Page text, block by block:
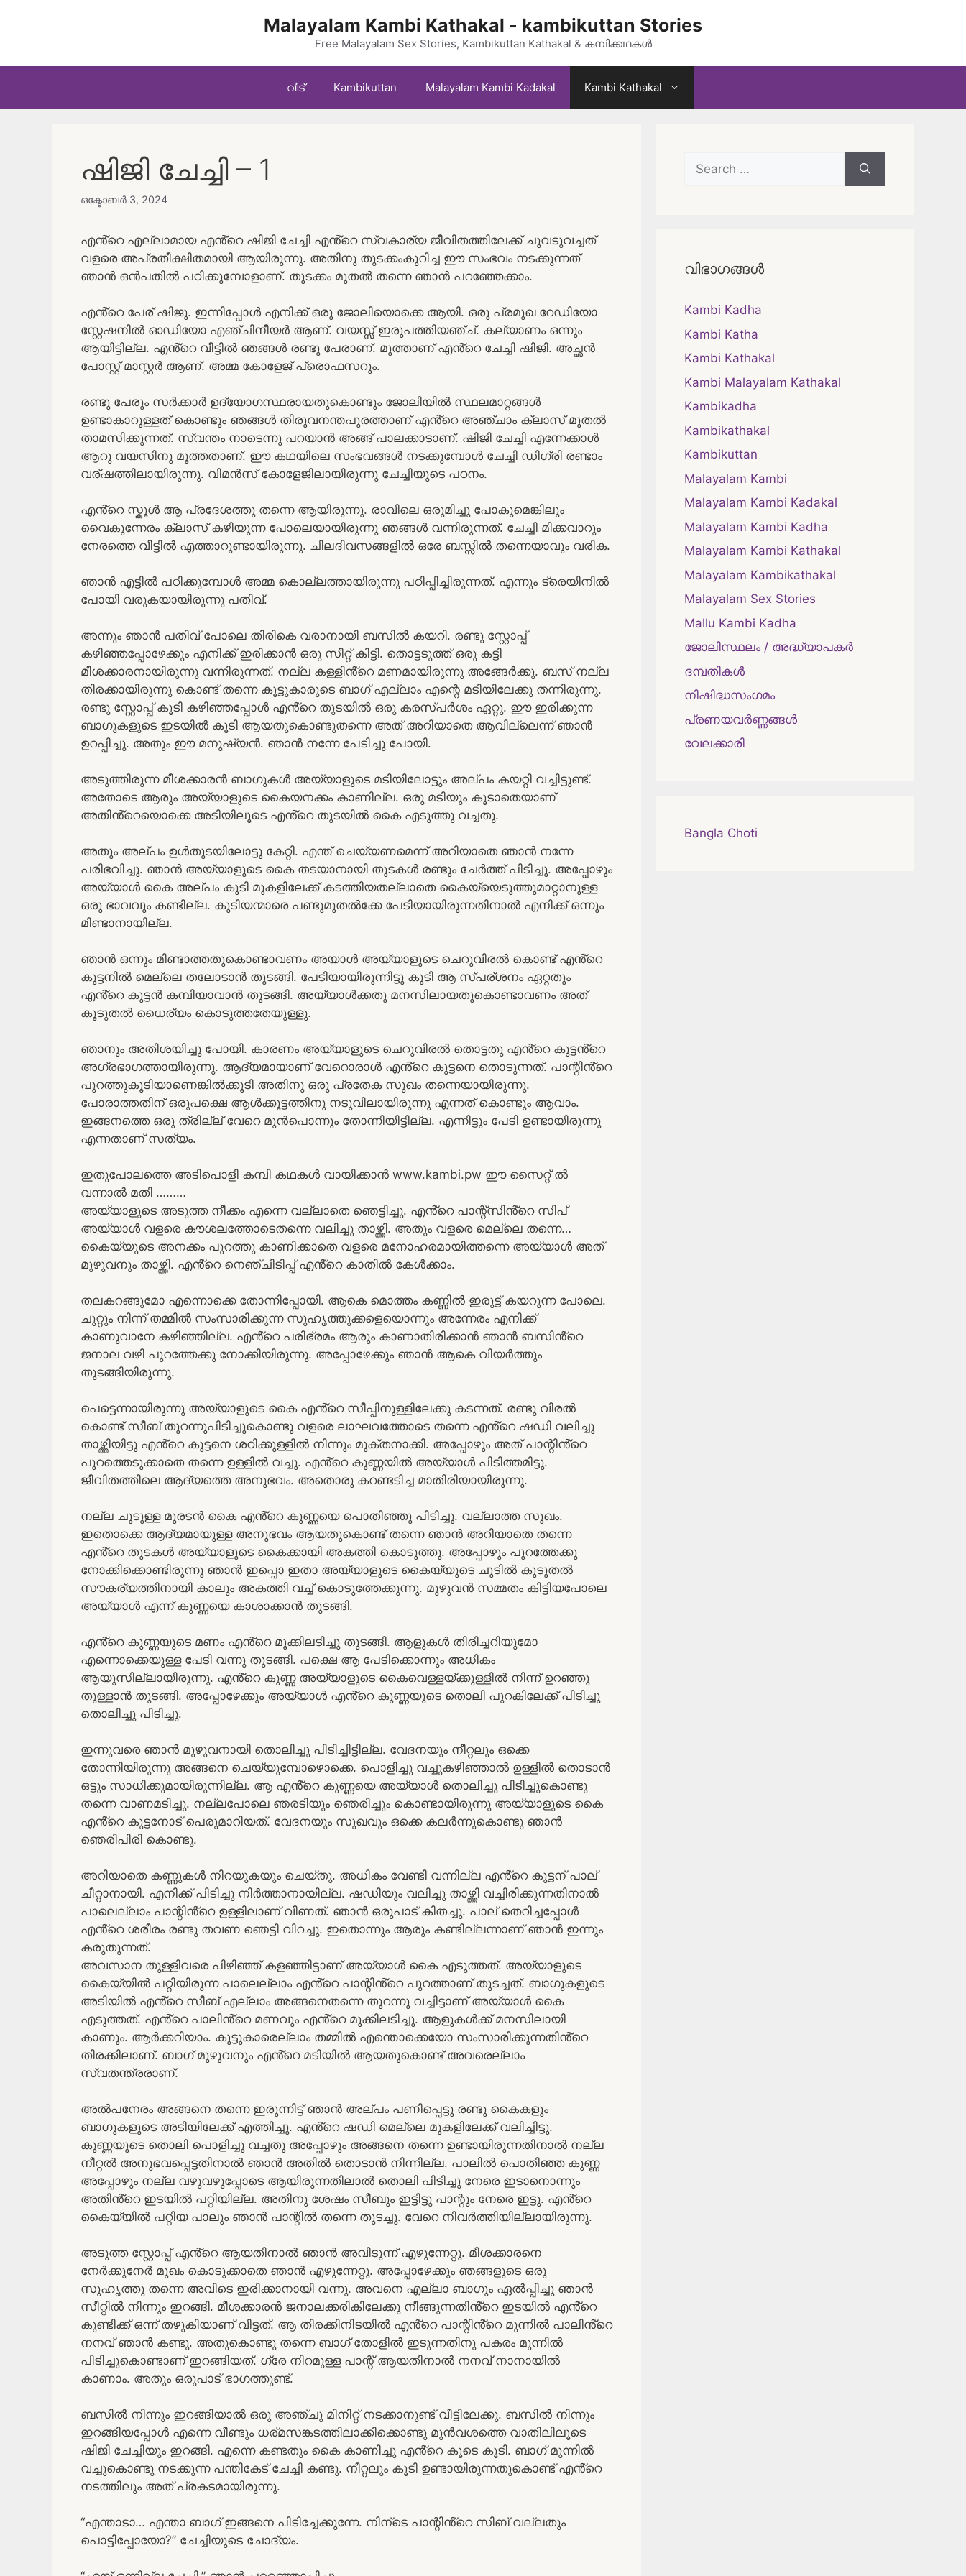
Malayalam Kambi Kathakal - kambikuttan Stories
Free Malayalam Sex Stories, Kambikuttan Kathakal & കമ്പിക്കഥകൾ
വീട് Kambikuttan Malayalam Kambi Kadakal Kambi Kathakal
ഷിജി ചേച്ചി – 1
ഒക്ടോബർ 3, 2024
എൻ്റെ എല്ലാമായ എൻ്റെ ഷിജി ചേച്ചി എൻ്റെ സ്വകാര്യ ജീവിതത്തിലേക്ക് ചുവടുവച്ചത്
വളരെ അപ്രതീക്ഷിതമായി ആയിരുന്നു. അതിനു തുടക്കംകുറിച്ച ഈ സംഭവം നടക്കുന്നത്
ഞാൻ ഒൻപതിൽ പഠിക്കുമ്പോളാണ്. തുടക്കം മുതൽ തന്നെ ഞാൻ പറഞ്ഞേക്കാം.
എൻ്റെ പേര് ഷിജു. ഇന്നിപ്പോൾ എനിക്ക് ഒരു ജോലിയൊക്കെ ആയി. ഒരു പ്രമുഖ റേഡിയോ
സ്റ്റേഷനിൽ ഓഡിയോ എഞ്ചിനീയർ ആണ്. വയസ്സ് ഇരുപത്തിയഞ്ച്. കല്യാണം ഒന്നും
ആയിട്ടില്ല. എൻ്റെ വീട്ടിൽ ഞങ്ങൾ രണ്ടു പേരാണ്. മുത്താണ് എൻ്റെ ചേച്ചി ഷിജി. അച്ഛൻ
പോസ്റ്റ് മാസ്റ്റർ ആണ്. അമ്മ കോളേജ് പ്രൊഫസറും.
രണ്ടു പേരും സർക്കാർ ഉദ്യോഗസ്ഥരായതുകൊണ്ടും ജോലിയിൽ സ്ഥലമാറ്റങ്ങൾ
ഉണ്ടാകാറുള്ളത് കൊണ്ടും ഞങ്ങൾ തിരുവനന്തപുരത്താണ് എൻ്റെ അഞ്ചാം ക്ലാസ് മുതൽ
താമസിക്കുന്നത്. സ്വന്തം നാടെന്നു പറയാൻ അങ്ങ് പാലക്കാടാണ്. ഷിജി ചേച്ചി എന്നേക്കാൾ
ആറു വയസിനു മൂത്തതാണ്. ഈ കഥയിലെ സംഭവങ്ങൾ നടക്കുമ്പോൾ ചേച്ചി ഡിഗ്രി രണ്ടാം
വര്ഷത്തിലായിരുന്നു. വിമൻസ് കോളേജിലായിരുന്നു ചേച്ചിയുടെ പഠനം.
എൻ്റെ സ്കൂൾ ആ പ്രദേശത്തു തന്നെ ആയിരുന്നു. രാവിലെ ഒരുമിച്ചു പോകുമെങ്കിലും
വൈകുന്നേരം ക്ലാസ് കഴിയുന്ന പോലെയായിരുന്നു ഞങ്ങൾ വന്നിരുന്നത്. ചേച്ചി മിക്കവാറും
നേരത്തെ വീട്ടിൽ എത്താറുണ്ടായിരുന്നു. ചിലദിവസങ്ങളിൽ ഒരേ ബസ്സിൽ തന്നെയാവും വരിക.
ഞാൻ എട്ടിൽ പഠിക്കുമ്പോൾ അമ്മ കൊല്ലത്തായിരുന്നു പഠിപ്പിച്ചിരുന്നത്. എന്നും ട്രെയിനിൽ
പോയി വരുകയായിരുന്നു പതിവ്.
അന്നും ഞാൻ പതിവ് പോലെ തിരികെ വരാനായി ബസിൽ കയറി. രണ്ടു സ്റ്റോപ്പ്
കഴിഞ്ഞപ്പോഴേക്കും എനിക്ക് ഇരിക്കാൻ ഒരു സീറ്റ് കിട്ടി. തൊട്ടടുത്ത് ഒരു കട്ടി
മീശക്കാരനായിരുന്നു വന്നിരുന്നത്. നല്ല കള്ളിൻ്റെ മണമായിരുന്നു അങ്ങേർക്കു. ബസ് നല്ല
തിരക്കായിരുന്നു കൊണ്ട് തന്നെ കൂട്ടുകാരുടെ ബാഗ് എല്ലാം എന്റെ മടിയിലേക്കു തന്നിരുന്നു.
രണ്ടു സ്റ്റോപ്പ് കൂടി കഴിഞ്ഞപ്പോൾ എൻ്റെ തുടയിൽ ഒരു കരസ്പർശം ഏറ്റു. ഈ ഇരിക്കുന്ന
ബാഗുകളുടെ ഇടയിൽ കൂടി ആയതുകൊണ്ടുതന്നെ അത് അറിയാതെ ആവില്ലെന്ന് ഞാൻ
ഉറപ്പിച്ചു. അതും ഈ മനുഷ്യൻ. ഞാൻ നന്നേ പേടിച്ചു പോയി.
അടുത്തിരുന്ന മീശക്കാരൻ ബാഗുകൾ അയ്യാളുടെ മടിയിലോട്ടും അല്പം കയറ്റി വച്ചിട്ടുണ്ട്.
അതോടെ ആരും അയ്യാളുടെ കൈയനക്കം കാണില്ല. ഒരു മടിയും കൂടാതെയാണ്
അതിൻ്റെയൊക്കെ അടിയിലൂടെ എൻ്റെ തുടയിൽ കൈ എടുത്തു വച്ചതു.
അതും അല്പം ഉൾതുടയിലോട്ടു കേറ്റി. എന്ത് ചെയ്യണമെന്ന് അറിയാതെ ഞാൻ നന്നേ
പരിഭവിച്ചു. ഞാൻ അയ്യാളുടെ കൈ തടയാനായി തുടകൾ രണ്ടും ചേർത്ത് പിടിച്ചു. അപ്പോഴും
അയ്യാൾ കൈ അല്പം കൂടി മുകളിലേക്ക് കടത്തിയതല്ലാതെ കൈയ്യെടുത്തുമാറ്റാനുള്ള
ഒരു ഭാവവും കണ്ടില്ല. കുടിയന്മാരെ പണ്ടുമുതൽക്കേ പേടിയായിരുന്നതിനാൽ എനിക്ക് ഒന്നും
മിണ്ടാനായില്ല.
ഞാൻ ഒന്നും മിണ്ടാത്തതുകൊണ്ടാവണം അയാൾ അയ്യാളുടെ ചെറുവിരൽ കൊണ്ട് എൻ്റെ
കുട്ടനിൽ മെല്ലെ തലോടാൻ തുടങ്ങി. പേടിയായിരുന്നിട്ടു കൂടി ആ സ്പര്ശനം ഏറ്റതും
എൻ്റെ കുട്ടൻ കമ്പിയാവാൻ തുടങ്ങി. അയ്യാൾക്കതു മനസിലായതുകൊണ്ടാവണം അത്
കൂടുതൽ ധൈര്യം കൊടുത്തതേയുള്ളു.
ഞാനും അതിശയിച്ചു പോയി. കാരണം അയ്യാളുടെ ചെറുവിരൽ തൊട്ടതു എൻ്റെ കുട്ടൻ്റെ
അഗ്രഭാഗത്തായിരുന്നു. ആദ്യമായാണ് വേറൊരാൾ എൻ്റെ കുട്ടനെ തൊടുന്നത്. പാന്റിൻ്റെ
പുറത്തുകൂടിയാണെങ്കിൽക്കൂടി അതിനു ഒരു പ്രതേക സുഖം തന്നെയായിരുന്നു.
പോരാത്തതിന് ഒരുപക്ഷെ ആൾക്കൂട്ടത്തിനു നടുവിലായിരുന്നു എന്നത് കൊണ്ടും ആവാം.
ഇങ്ങനത്തെ ഒരു ത്രില്ല് വേറെ മുൻപൊന്നും തോന്നിയിട്ടില്ല. എന്നിട്ടും പേടി ഉണ്ടായിരുന്നു
എന്നതാണ് സത്യം.
ഇതുപോലത്തെ അടിപൊളി കമ്പി കഥകൾ വായിക്കാൻ www.kambi.pw ഈ സൈറ്റ് ൽ
വന്നാൽ മതി ………
അയ്യാളുടെ അടുത്ത നീക്കം എന്നെ വല്ലാതെ ഞെട്ടിച്ചു. എൻ്റെ പാന്റ്സിൻ്റെ സിപ്
അയ്യാൾ വളരെ കൗശലത്തോടെതന്നെ വലിച്ചു താഴ്ത്തി. അതും വളരെ മെല്ലെ തന്നെ…
കൈയ്യുടെ അനക്കം പുറത്തു കാണിക്കാതെ വളരെ മനോഹരമായിത്തന്നെ അയ്യാൾ അത്
മുഴുവനും താഴ്ത്തി. എൻ്റെ നെഞ്ചിടിപ്പ് എൻ്റെ കാതിൽ കേൾക്കാം.
തലകറങ്ങുമോ എന്നൊക്കെ തോന്നിപ്പോയി. ആകെ മൊത്തം കണ്ണിൽ ഇരുട്ട് കയറുന്ന പോലെ.
ചുറ്റും നിന്ന് തമ്മിൽ സംസാരിക്കുന്ന സുഹൃത്തുക്കളെയൊന്നും അന്നേരം എനിക്ക്
കാണുവാനേ കഴിഞ്ഞില്ല. എൻ്റെ പരിഭ്രമം ആരും കാണാതിരിക്കാൻ ഞാൻ ബസിൻ്റെ
ജനാല വഴി പുറത്തേക്കു നോക്കിയിരുന്നു. അപ്പോഴേക്കും ഞാൻ ആകെ വിയർത്തും
തുടങ്ങിയിരുന്നു.
പെട്ടെന്നായിരുന്നു അയ്യാളുടെ കൈ എൻ്റെ സീപ്പിനുള്ളിലേക്കു കടന്നത്. രണ്ടു വിരൽ
കൊണ്ട് സീബ് തുറന്നുപിടിച്ചുകൊണ്ടു വളരെ ലാഘവത്തോടെ തന്നെ എൻ്റെ ഷഡി വലിച്ചു
താഴ്ത്തിയിട്ടു എൻ്റെ കുട്ടനെ ശഠിക്കുള്ളിൽ നിന്നും മുക്തനാക്കി. അപ്പോഴും അത് പാന്റിൻ്റെ
പുറത്തെടുക്കാതെ തന്നെ ഉള്ളിൽ വച്ചു. എൻ്റെ കുണ്ണയിൽ അയ്യാൾ പിടിത്തമിട്ടു.
ജീവിതത്തിലെ ആദ്യത്തെ അനുഭവം. അതൊരു കറണ്ടടിച്ച മാതിരിയായിരുന്നു.
നല്ല ചൂടുള്ള മുരടൻ കൈ എൻ്റെ കുണ്ണയെ പൊതിഞ്ഞു പിടിച്ചു. വല്ലാത്ത സുഖം.
ഇതൊക്കെ ആദ്യമായുള്ള അനുഭവം ആയതുകൊണ്ട് തന്നെ ഞാൻ അറിയാതെ തന്നെ
എൻ്റെ തുടകൾ അയ്യാളുടെ കൈക്കായി അകത്തി കൊടുത്തു. അപ്പോഴും പുറത്തേക്കു
നോക്കിക്കൊണ്ടിരുന്നു ഞാൻ ഇപ്പൊ ഇതാ അയ്യാളുടെ കൈയ്യുടെ ചൂടിൽ കൂടുതൽ
സൗകര്യത്തിനായി കാലും അകത്തി വച്ച് കൊടുത്തേക്കുന്നു. മുഴുവൻ സമ്മതം കിട്ടിയപോലെ
അയ്യാൾ എന്ന് കുണ്ണയെ കാശാക്കാൻ തുടങ്ങി.
എൻ്റെ കുണ്ണയുടെ മണം എൻ്റെ മൂക്കിലടിച്ചു തുടങ്ങി. ആളുകൾ തിരിച്ചറിയുമോ
എന്നൊക്കെയുള്ള പേടി വന്നു തുടങ്ങി. പക്ഷെ ആ പേടിക്കൊന്നും അധികം
ആയുസില്ലായിരുന്നു. എൻ്റെ കുണ്ണ അയ്യാളുടെ കൈവെള്ളയ്ക്കുള്ളിൽ നിന്ന് ഉറഞ്ഞു
തുള്ളാൻ തുടങ്ങി. അപ്പോഴേക്കും അയ്യാൾ എൻ്റെ കുണ്ണയുടെ തൊലി പുറകിലേക്ക് പിടിച്ചു
തൊലിച്ചു പിടിച്ചു.
ഇന്നുവരെ ഞാൻ മുഴുവനായി തൊലിച്ചു പിടിച്ചിട്ടില്ല. വേദനയും നീറ്റലും ഒക്കെ
തോന്നിയിരുന്നു അങ്ങനെ ചെയ്യുമ്പോഴൊക്കെ. പൊളിച്ചു വച്ചുകഴിഞ്ഞാൽ ഉള്ളിൽ തൊടാൻ
ഒട്ടും സാധിക്കുമായിരുന്നില്ല. ആ എൻ്റെ കുണ്ണയെ അയ്യാൾ തൊലിച്ചു പിടിച്ചുകൊണ്ടു
തന്നെ വാണമടിച്ചു. നല്ലപോലെ ഞരടിയും ഞെരിച്ചും കൊണ്ടായിരുന്നു അയ്യാളുടെ കൈ
എൻ്റെ കുട്ടനോട് പെരുമാറിയത്. വേദനയും സുഖവും ഒക്കെ കലർന്നുകൊണ്ടു ഞാൻ
ഞെരിപിരി കൊണ്ടു.
അറിയാതെ കണ്ണുകൾ നിറയുകയും ചെയ്തു. അധികം വേണ്ടി വന്നില്ല എൻ്റെ കുട്ടന് പാല്
ചീറ്റാനായി. എനിക്ക് പിടിച്ചു നിർത്താനായില്ല. ഷഡിയും വലിച്ചു താഴ്ത്തി വച്ചിരിക്കുന്നതിനാൽ
പാലെല്ലാം പാന്റിൻ്റെ ഉള്ളിലാണ് വീണത്. ഞാൻ ഒരുപാട് കിതച്ചു. പാല് തെറിച്ചപ്പോൾ
എൻ്റെ ശരീരം രണ്ടു തവണ ഞെട്ടി വിറച്ചു. ഇതൊന്നും ആരും കണ്ടില്ലന്നാണ് ഞാൻ ഇന്നും
കരുതുന്നത്.
അവസാന തുള്ളിവരെ പിഴിഞ്ഞ് കളഞ്ഞിട്ടാണ് അയ്യാൾ കൈ എടുത്തത്. അയ്യാളുടെ
കൈയ്യിൽ പറ്റിയിരുന്ന പാലെല്ലാം എൻ്റെ പാന്റിൻ്റെ പുറത്താണ് തുടച്ചത്. ബാഗുകളുടെ
അടിയിൽ എൻ്റെ സീബ് എല്ലാം അങ്ങനെതന്നെ തുറന്നു വച്ചിട്ടാണ് അയ്യാൾ കൈ
എടുത്തത്. എൻ്റെ പാലിൻ്റെ മണവും എൻ്റെ മൂക്കിലടിച്ചു. ആളുകൾക്ക് മനസിലായി
കാണും. ആർക്കറിയാം. കൂട്ടുകാരെല്ലാം തമ്മിൽ എന്തൊക്കെയോ സംസാരിക്കുന്നതിൻ്റെ
തിരക്കിലാണ്. ബാഗ് മുഴുവനും എൻ്റെ മടിയിൽ ആയതുകൊണ്ട് അവരെല്ലാം
സ്വതന്ത്രരാണ്.
അൽപനേരം അങ്ങനെ തന്നെ ഇരുന്നിട്ട് ഞാൻ അല്പം പണിപ്പെട്ടു രണ്ടു കൈകളും
ബാഗുകളുടെ അടിയിലേക്ക് എത്തിച്ചു. എൻ്റെ ഷഡി മെല്ലെ മുകളിലേക്ക് വലിച്ചിട്ടു.
കുണ്ണയുടെ തൊലി പൊളിച്ചു വച്ചതു അപ്പോഴും അങ്ങനെ തന്നെ ഉണ്ടായിരുന്നതിനാൽ നല്ല
നീറ്റൽ അനുഭവപ്പെട്ടതിനാൽ ഞാൻ അതിൽ തൊടാൻ നിന്നില്ല. പാലിൽ പൊതിഞ്ഞ കുണ്ണ
അപ്പോഴും നല്ല വഴുവഴുപ്പോടെ ആയിരുന്നതിലാൽ തൊലി പിടിച്ചു നേരെ ഇടാനൊന്നും
അതിൻ്റെ ഇടയിൽ പറ്റിയില്ല. അതിനു ശേഷം സീബും ഇട്ടിട്ടു പാന്റും നേരെ ഇട്ടു. എൻ്റെ
കൈയ്യിൽ പറ്റിയ പാലും ഞാൻ പാന്റിൽ തന്നെ തുടച്ചു. വേറെ നിവർത്തിയില്ലായിരുന്നു.
അടുത്ത സ്റ്റോപ്പ് എൻ്റെ ആയതിനാൽ ഞാൻ അവിടുന്ന് എഴുന്നേറ്റു. മീശക്കാരനെ
നേർക്കുനേർ മുഖം കൊടുക്കാതെ ഞാൻ എഴുന്നേറ്റു. അപ്പോഴേക്കും ഞങ്ങളുടെ ഒരു
സുഹൃത്തു തന്നെ അവിടെ ഇരിക്കാനായി വന്നു. അവനെ എല്ലാ ബാഗും ഏൽപ്പിച്ചു ഞാൻ
സീറ്റിൽ നിന്നും ഇറങ്ങി. മീശക്കാരൻ ജനാലക്കരികിലേക്കു നീങ്ങുന്നതിൻ്റെ ഇടയിൽ എൻ്റെ
കുണ്ടിക്ക് ഒന്ന് തഴുകിയാണ് വിട്ടത്. ആ തിരക്കിനിടയിൽ എൻ്റെ പാന്റിൻ്റെ മുന്നിൽ പാലിൻ്റെ
നനവ് ഞാൻ കണ്ടു. അതുകൊണ്ടു തന്നെ ബാഗ് തോളിൽ ഇടുന്നതിനു പകരം മുന്നിൽ
പിടിച്ചുകൊണ്ടാണ് ഇറങ്ങിയത്. ഗ്രേ നിറമുള്ള പാന്റ് ആയതിനാൽ നനവ് നാനായിൽ
കാണാം. അതും ഒരുപാട് ഭാഗത്തുണ്ട്.
ബസിൽ നിന്നും ഇറങ്ങിയാൽ ഒരു അഞ്ചു മിനിറ്റ് നടക്കാനുണ്ട് വീട്ടിലേക്കു. ബസിൽ നിന്നും
ഇറങ്ങിയപ്പോൾ എന്നെ വീണ്ടും ധര്മസങ്കടത്തിലാക്കിക്കൊണ്ടു മുൻവശത്തെ വാതിലിലൂടെ
ഷിജി ചേച്ചിയും ഇറങ്ങി. എന്നെ കണ്ടതും കൈ കാണിച്ചു എൻ്റെ കൂടെ കൂടി. ബാഗ് മുന്നിൽ
വച്ചുകൊണ്ടു നടക്കുന്ന പന്തികേട് ചേച്ചി കണ്ടു. നീറ്റലും കൂടി ഉണ്ടായിരുന്നതുകൊണ്ട് എൻ്റെ
നടത്തിലും അത് പ്രകടമായിരുന്നു.
“എന്താടാ… എന്താ ബാഗ് ഇങ്ങനെ പിടിച്ചേക്കുന്നേ. നിന്ടെ പാന്റിൻ്റെ സിബ് വല്ലതും
പൊട്ടിപ്പോയോ?” ചേച്ചിയുടെ ചോദ്യം.
Search
for:
വിഭാഗങ്ങൾ
Kambi Kadha
Kambi Katha
Kambi Kathakal
Kambi Malayalam Kathakal
Kambikadha
Kambikathakal
Kambikuttan
Malayalam Kambi
Malayalam Kambi Kadakal
Malayalam Kambi Kadha
Malayalam Kambi Kathakal
Malayalam Kambikathakal
Malayalam Sex Stories
Mallu Kambi Kadha
ജോലിസ്ഥലം / അദ്ധ്യാപകർ
ദമ്പതികള്‍
നിഷിദ്ധസംഗമം
പ്രണയവർണ്ണങ്ങൾ
വേലക്കാരി
Bangla Choti